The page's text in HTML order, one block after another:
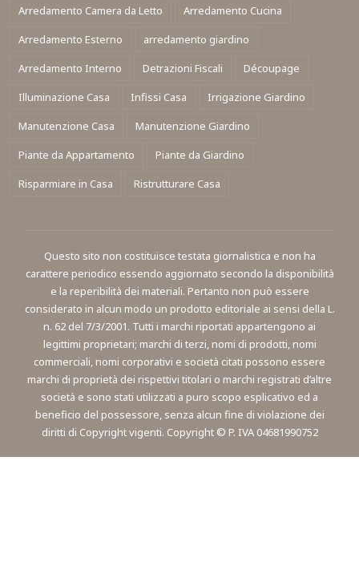
Arredamento Camera da Letto
Arredamento Cucina
Arredamento Esterno
arredamento giardino
Arredamento Interno
Detrazioni Fiscali
Découpage
Illuminazione Casa
Infissi Casa
Irrigazione Giardino
Manutenzione Casa
Manutenzione Giardino
Piante da Appartamento
Piante da Giardino
Risparmiare in Casa
Ristrutturare Casa
Questo sito non costituisce testata giornalistica e non ha
carattere periodico essendo aggiornato secondo la disponibilità
e la reperibilità dei materiali. Pertanto non può essere
considerato in alcun modo un prodotto editoriale ai sensi della L.
n. 62 del 7/3/2001. Tutti i marchi riportati appartengono ai
legittimi proprietari; marchi di terzi, nomi di prodotti, nomi
commerciali, nomi corporativi e società citati possono essere
marchi di proprietà dei rispettivi titolari o marchi registrati d’altre
società e sono stati utilizzati a puro scopo esplicativo ed a
beneficio del possessore, senza alcun fine di violazione dei
diritti di Copyright vigenti. Copyright © P. IVA 04681990752